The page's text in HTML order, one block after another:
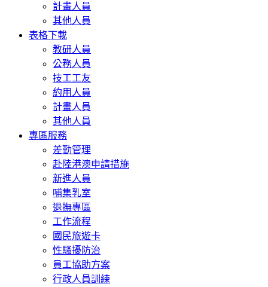
計畫人員
其他人員
表格下載
教研人員
公務人員
技工工友
約用人員
計畫人員
其他人員
專區服務
差勤管理
赴陸港澳申請措施
新進人員
哺集乳室
退撫專區
工作流程
國民旅遊卡
性騷擾防治
員工協助方案
行政人員訓練